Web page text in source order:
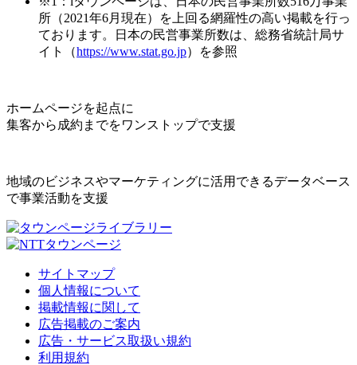
所（2021年6月現在）を上回る網羅性の高い掲載を行っ
ております。日本の民営事業所数は、総務省統計局サ
イト（https://www.stat.go.jp）を参照
ホームページを起点に
集客から成約までをワンストップで支援
地域のビジネスやマーケティングに活用できるデータベース
で事業活動を支援
サイトマップ
個人情報について
掲載情報に関して
広告掲載のご案内
広告・サービス取扱い規約
利用規約